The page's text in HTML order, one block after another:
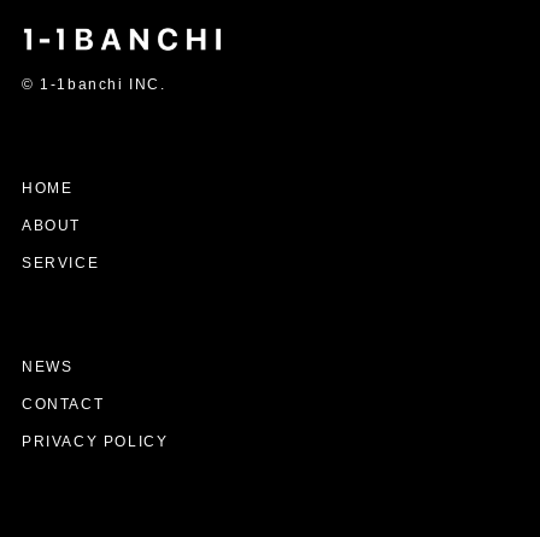
© 1-1banchi INC.
HOME
ABOUT
SERVICE
NEWS
CONTACT
PRIVACY POLICY